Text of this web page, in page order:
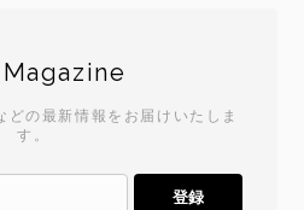
どの最新情報をお届けいたしま
す。
登録